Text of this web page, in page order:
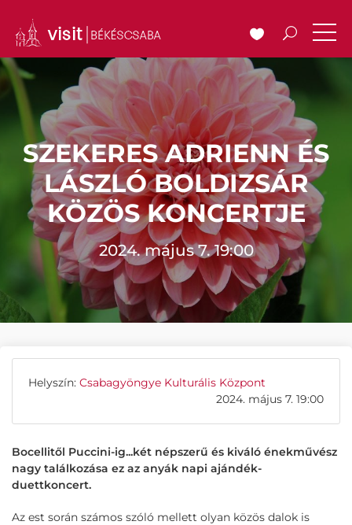
SZEKERES ADRIENN ÉS
LÁSZLÓ BOLDIZSÁR
KÖZÖS KONCERTJE
2024. május 7. 19:00
Helyszín: Csabagyöngye Kulturális Központ
2024. május 7. 19:00
Bocellitől Puccini-ig...két népszerű és kiváló énekművész
nagy találkozása ez az anyák napi ajándék-
duettkoncert.
Az est során számos szóló mellett olyan közös dalok is